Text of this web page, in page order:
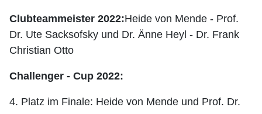
Clubteammeister 2022:Heide von Mende - Prof.
Dr. Ute Sacksofsky und Dr. Änne Heyl - Dr. Frank
Christian Otto
Challenger - Cup 2022:
4. Platz im Finale: Heide von Mende und Prof. Dr.